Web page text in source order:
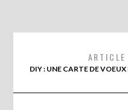
ARTICLE
DIY : UNE CARTE DE